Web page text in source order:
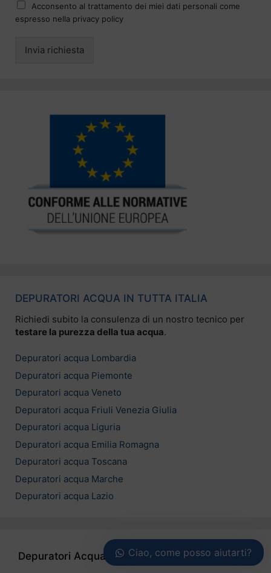
Acconsento al trattamento dei miei dati personali come
espresso nella privacy policy
Invia richiesta
DEPURATORI ACQUA IN TUTTA ITALIA
Richiedi subito la consulenza di un nostro tecnico per
testare la purezza della tua acqua.
Depuratori acqua Lombardia
Depuratori acqua Piemonte
Depuratori acqua Veneto
Depuratori acqua Friuli Venezia Giulia
Depuratori acqua Liguria
Depuratori acqua Emilia Romagna
Depuratori acqua Toscana
Depuratori acqua Marche
Depuratori acqua Lazio
Depuratori Acqua CasaCiao, come posso aiutarti?